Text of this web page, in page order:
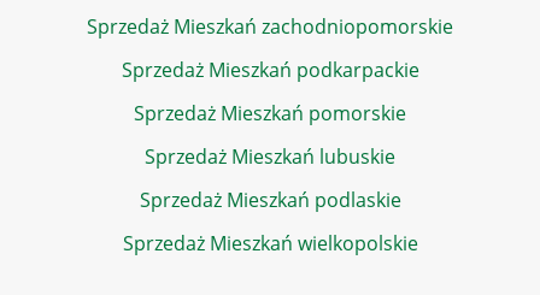
Sprzedaż Mieszkań zachodniopomorskie
Sprzedaż Mieszkań podkarpackie
Sprzedaż Mieszkań pomorskie
Sprzedaż Mieszkań lubuskie
Sprzedaż Mieszkań podlaskie
Sprzedaż Mieszkań wielkopolskie